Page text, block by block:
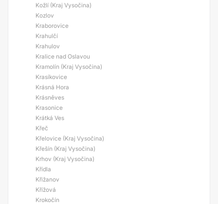
Kožlí (Kraj Vysočina)
Kozlov
Kraborovice
Krahulčí
Krahulov
Kralice nad Oslavou
Kramolín (Kraj Vysočina)
Krasíkovice
Krásná Hora
Krásněves
Krasonice
Krátká Ves
Křeč
Křelovice (Kraj Vysočina)
Křešín (Kraj Vysočina)
Krhov (Kraj Vysočina)
Křídla
Křižanov
Křížová
Krokočín